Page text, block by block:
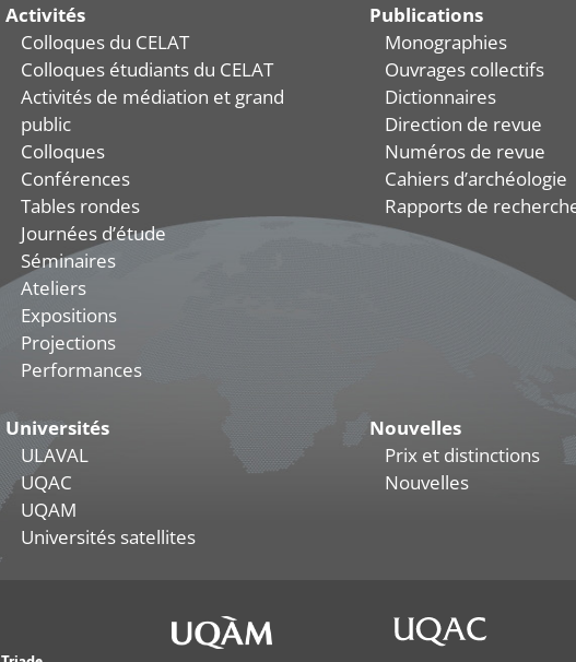
Activités
Colloques du CELAT
Colloques étudiants du CELAT
Activités de médiation et grand
public
Colloques
Conférences
Tables rondes
Journées d’étude
Séminaires
Ateliers
Expositions
Projections
Performances
Publications
Monographies
Ouvrages collectifs
Dictionnaires
Direction de revue
Numéros de revue
Cahiers d’archéologie
Rapports de
Universités
ULAVAL
UQAC
UQAM
Universités satellites
Nouvelles
Prix et distinctions
Nouvelles